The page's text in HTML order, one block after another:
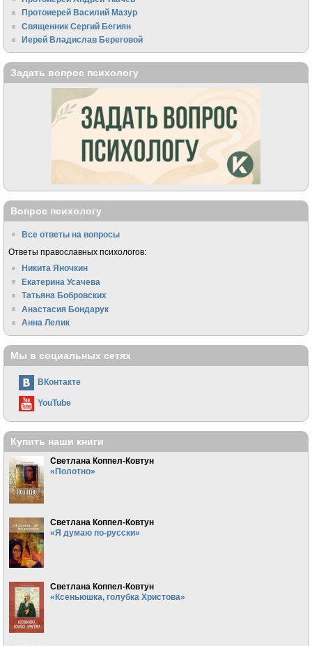
Протоиерей Василий Мазур
Священник Сергий Бегиян
Иерей Владислав Береговой
Задать вопрос психологу
Вопрос психологу
Все ответы на вопросы
Ответы православных психологов:
Никита Яночкин
Екатерина Усачева
Татьяна Бобровских
Анастасия Бондарук
Анна Лелик
Мы в социальных сетях
ВКонтакте
YouTube
Купить наши книги
Светлана Коппел-Ковтун
«Полотно»
Светлана Коппел-Ковтун
«Я думаю по-русски»
Светлана Коппел-Ковтун
«Ксеньюшка, голубка Христова»